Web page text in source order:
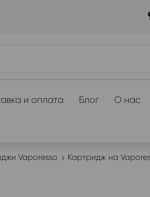
и оплата Блог О нас
Vaporesso Картридж на